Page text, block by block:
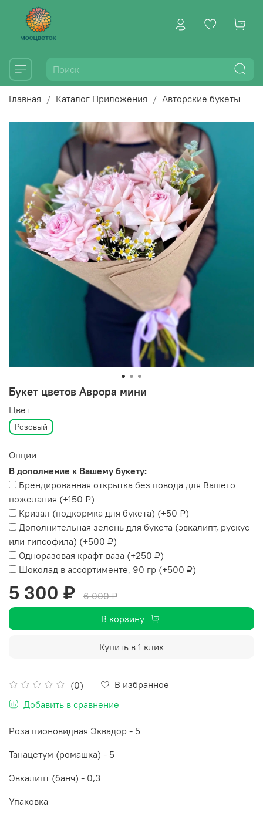
Главная Каталог Приложения Авторские букеты
Букет цветов Аврора мини
(0)
В избранное
Добавить в сравнение
Цвет
Розовый
Опции
В дополнение к Вашему букету:
Брендированная открытка без повода для Вашего
пожелания (+150 ₽)
Кризал (подкормка для букета) (+50 ₽)
Дополнительная зелень для букета (эвкалипт, рускус
или гипсофила) (+500 ₽)
Одноразовая крафт-ваза (+250 ₽)
Шоколад в ассортименте, 90 гр (+500 ₽)
5 300 ₽
6 000 ₽
В корзину
Купить в 1 клик
Роза пионовидная Эквадор - 5
Танацетум (ромашка) - 5
Эвкалипт (банч) - 0,3
Упаковка